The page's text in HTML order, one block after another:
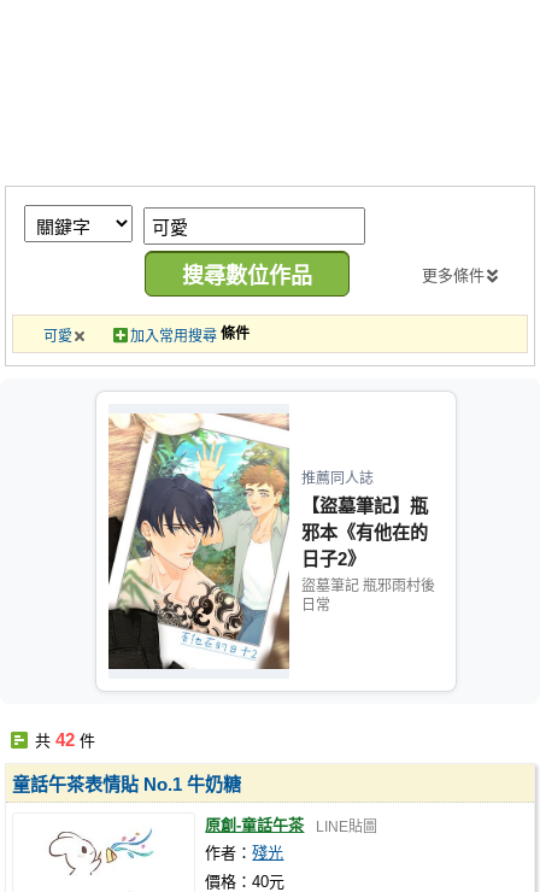
繪圖藝廊
交流中心
攤位轉讓區
會員功能選單
會員中心
登入
更多條件
條件
可愛 加入常用搜尋
推薦同人誌
【盜墓筆記】瓶
邪本《有他在的
日子2》
盜墓筆記 瓶邪雨村後
日常
共42 件
童話午茶表情貼 No.1 牛奶糖
原創-童話午茶 LINE貼圖
作者：殘光
價格：40元